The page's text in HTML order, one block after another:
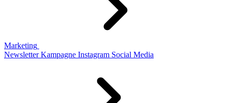
Marketing
Newsletter Kampagne Instagram Social Media